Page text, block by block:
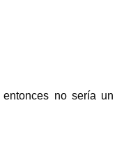
no sería un